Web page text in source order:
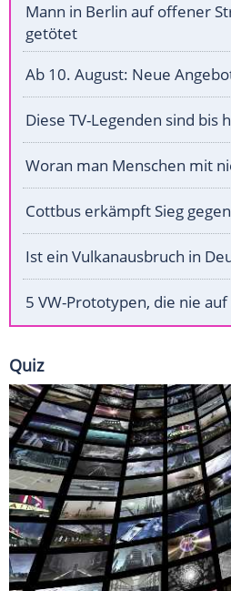
Mann in Berlin auf offener
getötet
Ab 10. August: Neue
Diese TV-Legenden sind bis
Woran man Menschen mit
Cottbus erkämpft Sieg
Ist ein Vulkanausbruch in
5 VW-Prototypen, die nie
Quiz